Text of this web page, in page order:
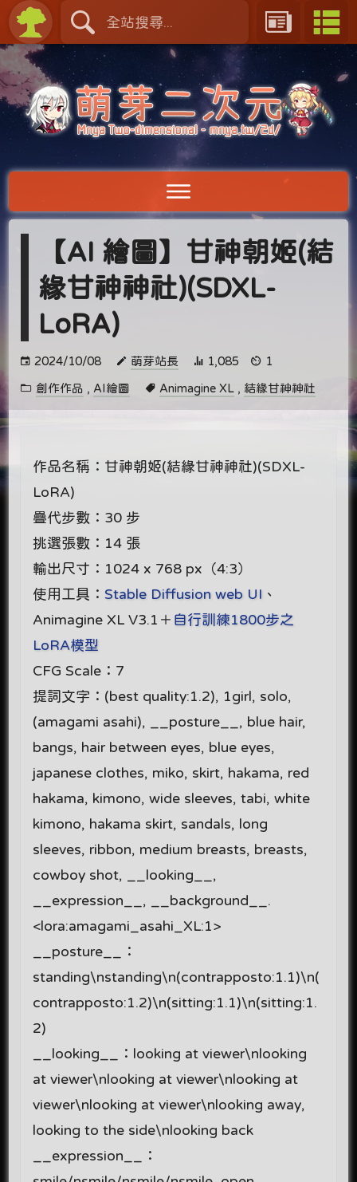
【AI 繪圖】甘神朝姬(結
緣甘神神社)(SDXL-
LoRA)
2024/10/08 萌芽站長 1,085 1
創作作品 , AI繪圖 Animagine XL , 結緣甘神神社
作品名稱：甘神朝姬(結緣甘神神社)(SDXL-
LoRA)
疊代步數：30 步
挑選張數：14 張
輸出尺寸：1024 x 768 px（4:3）
使用工具： Stable Diffusion web UI 、
Animagine XL V3.1＋ 自行訓練1800步之
LoRA模型
CFG Scale：7
提詞文字：(best quality:1.2), 1girl, solo,
(amagami asahi), __posture__, blue hair,
bangs, hair between eyes, blue eyes,
japanese clothes, miko, skirt, hakama, red
hakama, kimono, wide sleeves, tabi, white
kimono, hakama skirt, sandals, long
sleeves, ribbon, medium breasts, breasts,
cowboy shot, __looking__,
__expression__, __background__.
<lora:amagami_asahi_XL:1>
__posture__：
standing\nstanding\n(contrapposto:1.1)\n(
contrapposto:1.2)\n(sitting:1.1)\n(sitting:1.
2)
__looking__：looking at viewer\nlooking
at viewer\nlooking at viewer\nlooking at
viewer\nlooking at viewer\nlooking away,
looking to the side\nlooking back
__expression__：